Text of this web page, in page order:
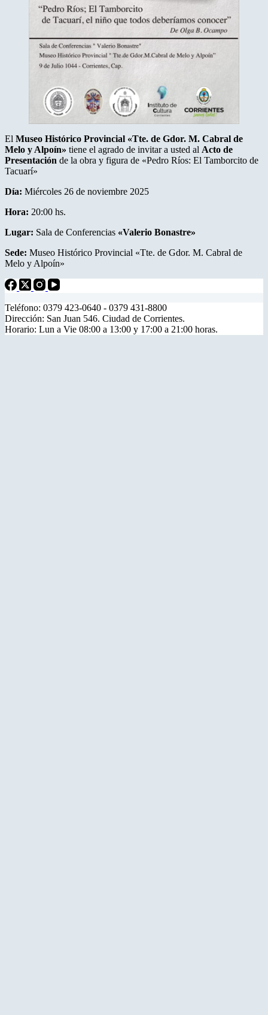
El Museo Histórico Provincial «Tte. de Gdor. M. Cabral de
Melo y Alpoín» tiene el agrado de invitar a usted al Acto de
Presentación de la obra y figura de «Pedro Ríos: El Tamborcito de
Tacuarí»
Día: Miércoles 26 de noviembre 2025
Hora: 20:00 hs.
Lugar: Sala de Conferencias «Valerio Bonastre»
Sede: Museo Histórico Provincial «Tte. de Gdor. M. Cabral de
Melo y Alpoín»
Teléfono: 0379 423-0640 - 0379 431-8800
Dirección: San Juan 546. Ciudad de Corrientes.
Horario: Lun a Vie 08:00 a 13:00 y 17:00 a 21:00 horas.